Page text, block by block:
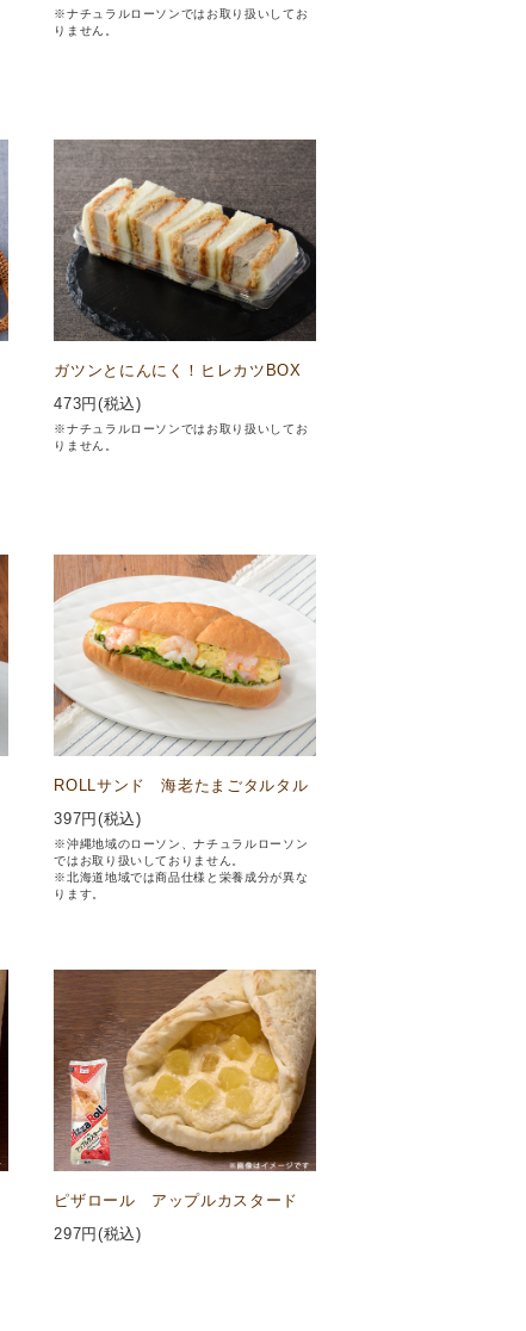
※ナチュラルローソンではお取り扱いしてお
りません。
ガツンとにんにく！ヒレカツBOX
473円(税込)
※ナチュラルローソンではお取り扱いしてお
りません。
ROLLサンド 海老たまごタルタル
397円(税込)
※沖縄地域のローソン、ナチュラルローソン
ではお取り扱いしておりません。
※北海道地域では商品仕様と栄養成分が異な
ります。
ピザロール アップルカスタード
297円(税込)